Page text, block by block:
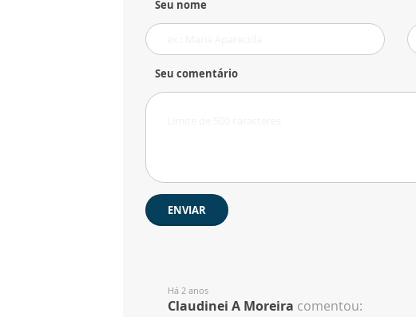
Seu nome
Seu comentário
ENVIAR
Há 2 anos
Claudinei A Moreira comentou: